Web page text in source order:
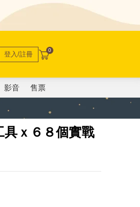
登入/註冊 0
影音 售票
具ｘ６８個實戰